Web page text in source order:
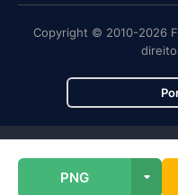
PNG
Copyright © 2010-2026